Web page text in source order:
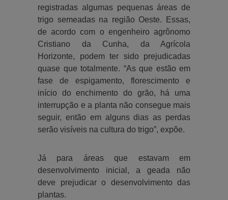
registradas algumas pequenas áreas de
trigo semeadas na região Oeste. Essas,
de acordo com o engenheiro agrônomo
Cristiano da Cunha, da Agrícola
Horizonte, podem ter sido prejudicadas
quase que totalmente. “As que estão em
fase de espigamento, florescimento e
início do enchimento do grão, há uma
interrupção e a planta não consegue mais
seguir, então em alguns dias as perdas
serão visíveis na cultura do trigo”, expõe.
Já para áreas que estavam em
desenvolvimento inicial, a geada não
deve prejudicar o desenvolvimento das
plantas.